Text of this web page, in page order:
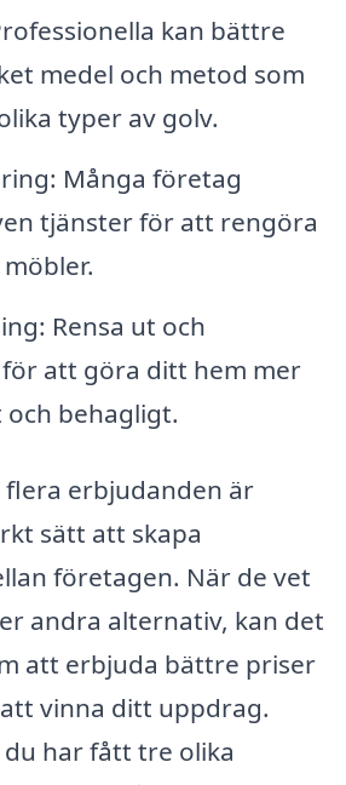
kan bättre
medel och metod som
typer av golv.
Många företag
tjänster för att rengöra
Rensa ut och
att göra ditt hem mer
behagligt.
erbjudanden är
sätt att skapa
företagen. När de vet
andra alternativ, kan det
att erbjuda bättre priser
vinna ditt uppdrag.
har fått tre olika